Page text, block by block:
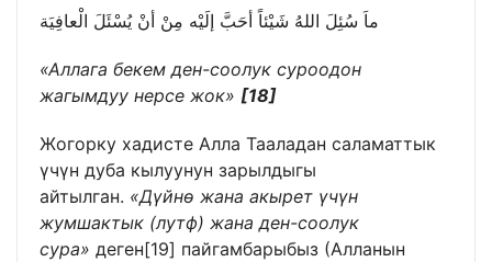
ماَ سُئِلَ اللهُ شَيْئاً أحَبَّ إلَيْه مِنْ أنْ يُسْئَلَ الْعافِيَة
«Аллага бекем ден-соолук суроодон
жагымдуу нерсе жок» [18]
Жогорку хадисте Алла Тааладан саламаттык
үчүн дуба кылуунун зарылдыгы
айтылган. «Дүйнө жана акырет үчүн
жумшактык (лутф) жана ден-соолук
сура» деген[19] пайгамбарыбыз (Алланын